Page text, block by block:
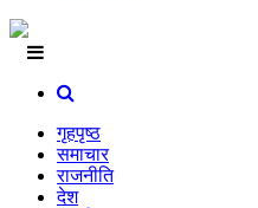
गृहपृष्ठ
समाचार
राजनीति
देश